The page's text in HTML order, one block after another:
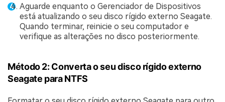
Aguarde enquanto o Gerenciador de Dispositivos
está atualizando o seu disco rígido externo Seagate.
Quando terminar, reinicie o seu computador e
verifique as alterações no disco posteriormente.
Método 2: Converta o seu disco rígido externo
Seagate para NTFS